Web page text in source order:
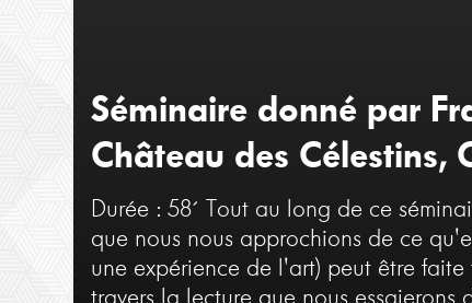
Séminaire donné par
Château des Célestins,
Durée : 58´ Tout au long de ce
que nous nous approchions de ce
une expérience de l'art) peut être
travers la lecture que nous essaierons